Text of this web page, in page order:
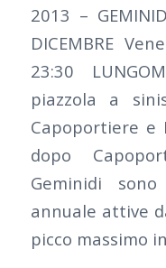
2013 –
DICEMBRE
23:30
piazzola a
Capoportiere e
dopo
Geminidi
annuale attive
picco massimo